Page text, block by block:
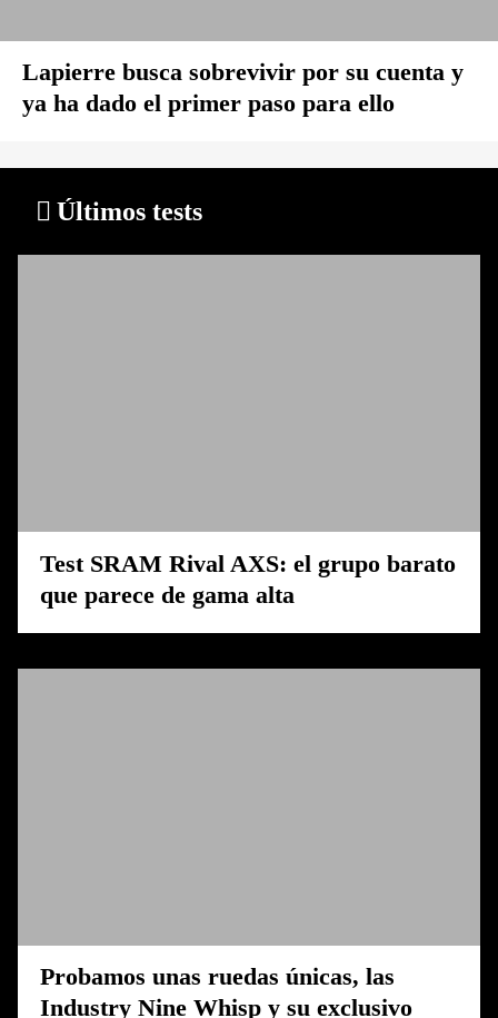
Lapierre busca sobrevivir por su cuenta y
ya ha dado el primer paso para ello
Últimos tests
Test SRAM Rival AXS: el grupo barato
que parece de gama alta
Probamos unas ruedas únicas, las
Industry Nine Whisp y su exclusivo